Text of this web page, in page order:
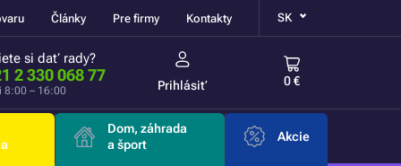
Články Pre firmy Kontakty SK
si dať rady?
2 330 068 77
8:00 – 16:00 Prihlásiť 0 €
Dom, záhrada
a šport
Akcie